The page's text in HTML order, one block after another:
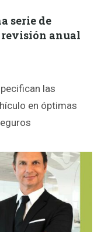
serie de
revisión anual
las
en óptimas